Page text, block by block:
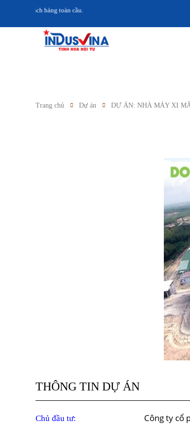
hàng toàn cầu.
Trang chủ Dự án DỰ ÁN: NHÀ MÁY XI
THÔNG TIN DỰ ÁN
Chủ đầu tư: Công ty cổ